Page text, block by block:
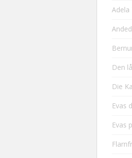
Adela
Den
Die
Evas
Evas